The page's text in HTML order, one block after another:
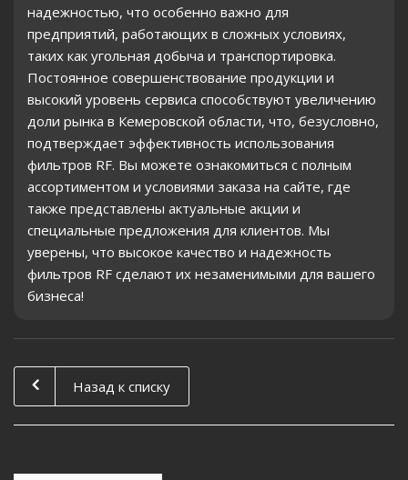
надежностью, что особенно важно для
предприятий, работающих в сложных условиях,
таких как угольная добыча и транспортировка.
Постоянное совершенствование продукции и
высокий уровень сервиса способствуют увеличению
доли рынка в Кемеровской области, что, безусловно,
подтверждает эффективность использования
фильтров RF. Вы можете ознакомиться с полным
ассортиментом и условиями заказа на сайте, где
также представлены актуальные акции и
специальные предложения для клиентов. Мы
уверены, что высокое качество и надежность
фильтров RF сделают их незаменимыми для вашего
бизнеса!
Назад к списку